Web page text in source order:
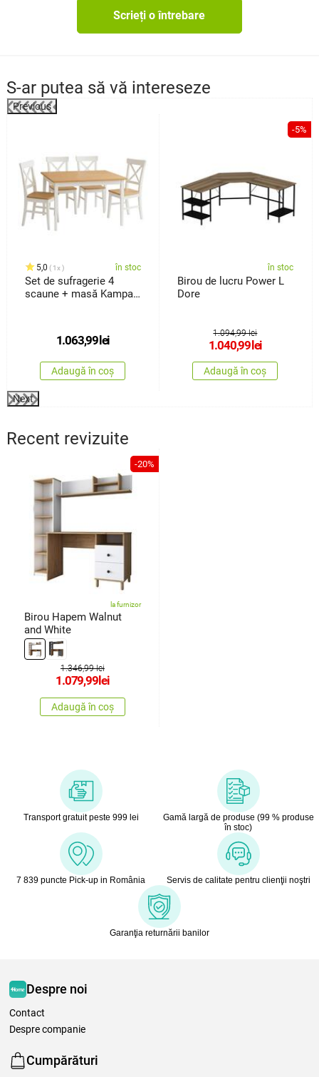
Scrieți o întrebare
S-ar putea să vă intereseze
Previous
5,0 1x în stoc
Set de sufragerie 4
scaune + masă Kampali,
1.063,99lei
Adaugă în coș
-5%
în stoc
Birou de lucru Power L
Dore
1.094,99 lei
1.040,99lei
Adaugă în coș
Next
Recent revizuite
-20%
la furnizor
Birou Hapem Walnut
and White
1.346,99 lei
1.079,99 lei
Adaugă în coș
Transport gratuit peste 999 lei
Gamă largă de produse (99 % produse
în stoc)
7 839 puncte Pick-up in România Servis de calitate pentru clienţii noştri
Garanţia returnării banilor
Despre noi
Contact
Despre companie
Cumpărături